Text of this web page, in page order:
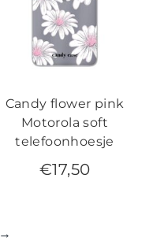
Candy flower pink
Motorola soft
telefoonhoesje
€17,50
→